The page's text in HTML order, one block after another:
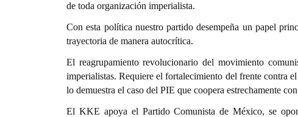
de toda organización imperialista.
Con esta política nuestro partido desempeña un papel
trayectoria de manera autocrítica.
El reagrupamiento revolucionario del movimiento
imperialistas. Requiere el fortalecimiento del frente contra
lo demuestra el caso del PIE que coopera estrechamente
El KKE apoya el Partido Comunista de México, se